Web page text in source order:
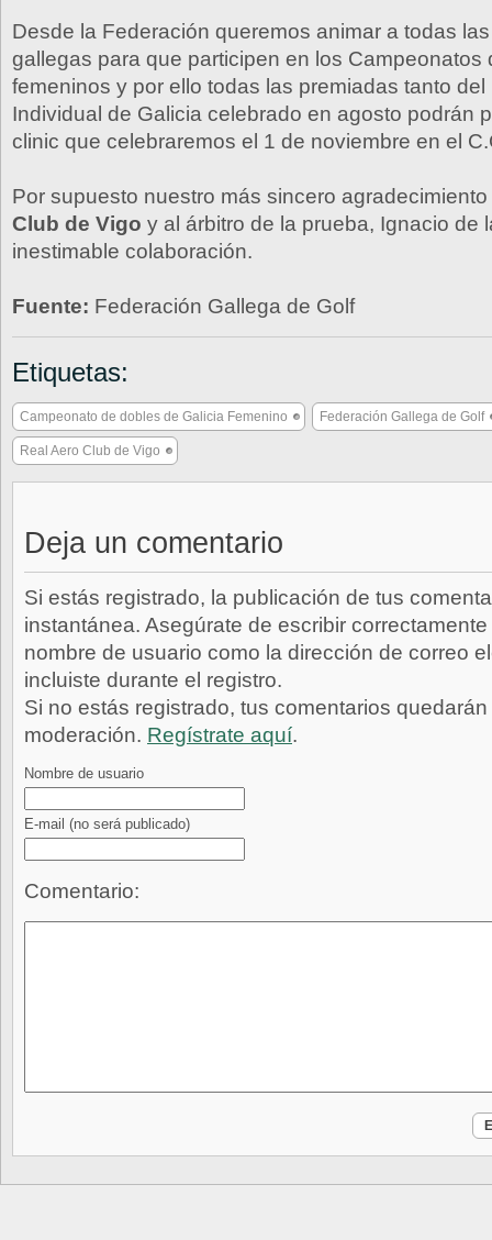
Desde la Federación queremos animar a todas
gallegas para que participen en los Campeonatos
femeninos y por ello todas las premiadas tanto
Individual de Galicia celebrado en agosto podrán
clinic que celebraremos el 1 de noviembre en el
Por supuesto nuestro más sincero
Club de Vigo y al árbitro de la prueba, Ignacio de
inestimable colaboración.
Fuente: Federación Gallega de Golf
Etiquetas:
Campeonato de dobles de Galicia Femenino Federación Gallega de Golf
Real Aero Club de Vigo
Deja un comentario
Si estás registrado, la publicación de tus
instantánea. Asegúrate de escribir
nombre de usuario como la dirección de correo
incluiste durante el registro.
Si no estás registrado, tus comentarios
moderación. Regístrate aquí.
Nombre de usuario
E-mail (no será publicado)
Comentario: